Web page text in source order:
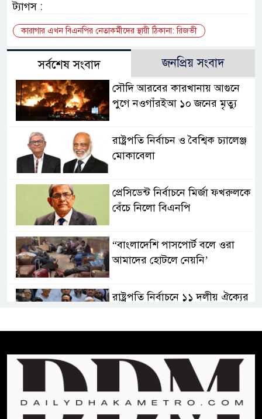
ট্যাগস :
কারাগার এখন বিএনপির নেতাকর্মীদের স্থায়ী ঠিকানা: রিজভী
সর্বশেষ সংবাদ জনপ্রিয় সংবাদ
সৌদি আরবের কারখানায় আগুনে
পুগে নওগাঁরইআ ১০ জনের মৃত্যু
রাষ্ট্রপতি নির্বাচন ও বৈশ্বিক চ্যালেঞ্জ
মোকাবেলা
প্রেসিডেন্ট নির্বাচনে মির্জা ফখরুলকে
বেঁচে নিলো বিএনপি
“বাংলাদেশি পাসপোর্ট বলে ওরা
আমাদের হোটলে নেয়নি’
রাষ্ট্রপতি নির্বাচনে ১১ দলীয় ঐক্যের
হাতে ঘরের ছাবি তুলে দিলেন
প্রধানমন্ত্রী